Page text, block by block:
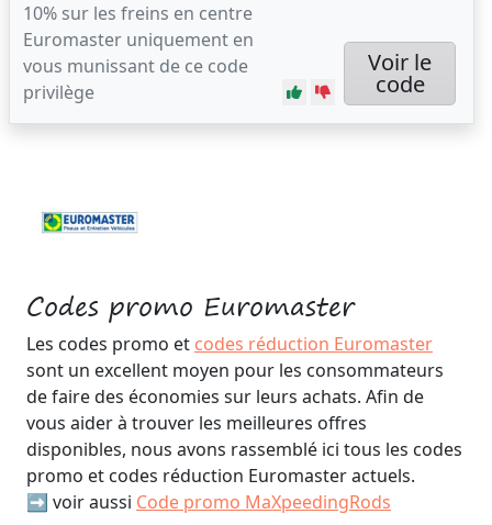
Codes promo Euromaster
Les codes promo et codes réduction Euromaster
sont un excellent moyen pour les consommateurs
de faire des économies sur leurs achats. Afin de
vous aider à trouver les meilleures offres
disponibles, nous avons rassemblé ici tous les codes
promo et codes réduction Euromaster actuels.
➡️ voir aussi Code promo MaXpeedingRods
10% sur les freins en centre
Euromaster uniquement en
vous munissant de ce code
privilège
Voir le
code